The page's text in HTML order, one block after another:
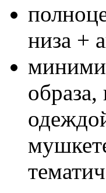
низа +